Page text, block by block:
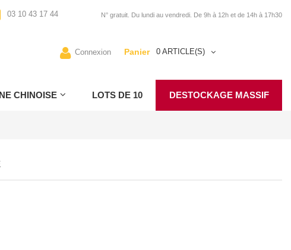
03 10 43 17 44 N° gratuit. Du lundi au vendredi. De 9h à 12h et de 14h à 17h30
Connexion Panier 0 ARTICLE(S)
CHINOISE LOTS DE 10 DESTOCKAGE MASSIF